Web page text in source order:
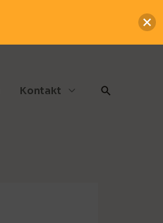
Kontakt Szukaj